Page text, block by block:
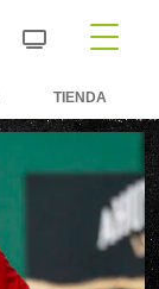
TIENDA